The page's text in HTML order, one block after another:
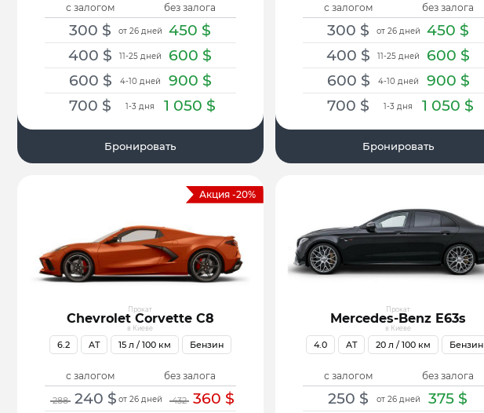
с залогом
от 26 дней
300 $
11-25 дней
400 $
4-10 дней
600 $
1-3 дня
700 $
без залога
450 $
600 $
900 $
1 050 $
Бронировать
с залогом
от 26 дней
300 $
11-25 дней
400 $
4-10 дней
600 $
1-3 дня
700 $
без залога
450 $
600 $
900 $
1 050 $
Бронировать
Акция -20%
Прокат
Chevrolet Corvette C8
в Киеве
с залогом
от 26 дней
288 240 $
без залога
432 360 $
6.2 AT 15 л / 100 км Бензин
Прокат
Mercedes-Benz E63s
в Киеве
с залогом
от 26 дней
250 $
без залога
375 $
4.0 AT 20 л / 100 км Бензин